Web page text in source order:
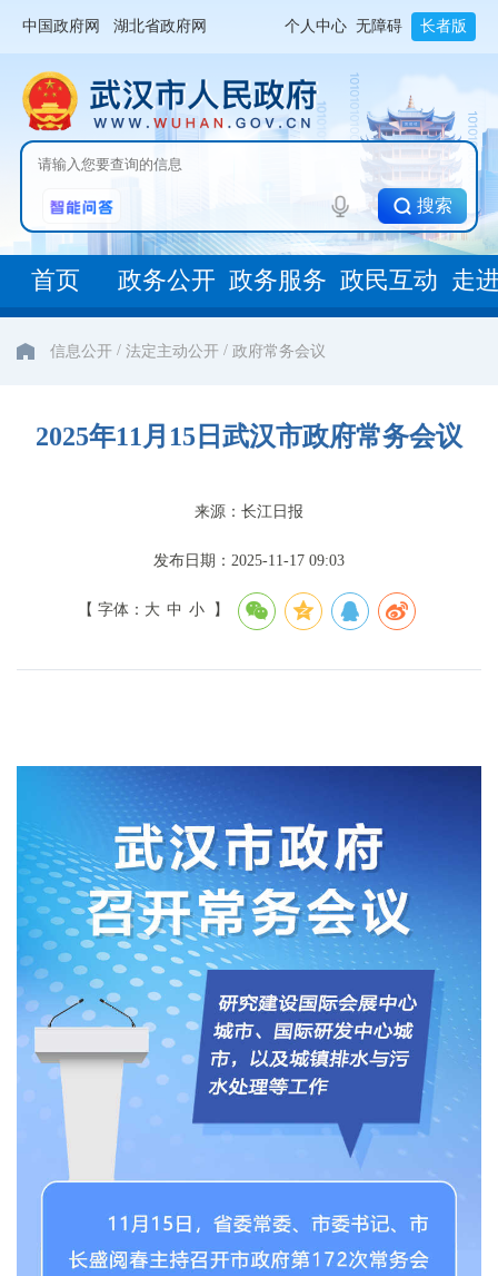
中国政府网 湖北省政府网 个人中心 无障碍 长者版
搜索
首页 政务公开 政务服务 政民互动 走
信息公开 / 法定主动公开 / 政府常务会议
2025年11月15日武汉市政府常务会议
来源：长江日报
发布日期：2025-11-17 09:03
【 字体： 大 中 小 】